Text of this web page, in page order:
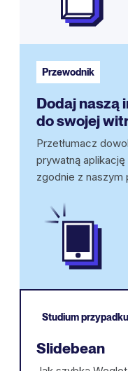
Przewodnik
Dodaj naszą
do swojej
Przetłumacz
prywatną
zgodnie z naszym
Studium przypadku
Slidebean